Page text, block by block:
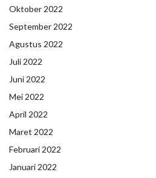
Oktober 2022
September 2022
Agustus 2022
Juli 2022
Juni 2022
Mei 2022
April 2022
Maret 2022
Februari 2022
Januari 2022